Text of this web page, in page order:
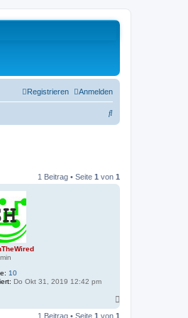
Anmelden
Registrieren
S
e
1 Beitrag • Seite 1 von 1
10
Do Okt 31, 2019 12:42 pm
a
1 Beitrag • Seite 1 von 1